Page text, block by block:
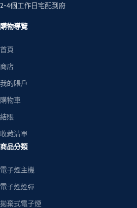
2-4個工作日宅配到府
購物導覽
首頁
商店
我的賬戶
購物車
結賬
收藏清單
商品分類
電子煙主機
電子煙煙彈
拋棄式電子煙